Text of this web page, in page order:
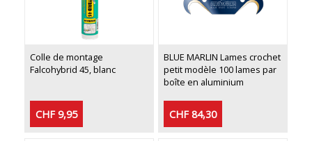
Colle de montage
Falcohybrid 45, blanc
CHF 9,95
BLUE MARLIN Lames crochet
petit modèle 100 lames par
boîte en aluminium
CHF 84,30